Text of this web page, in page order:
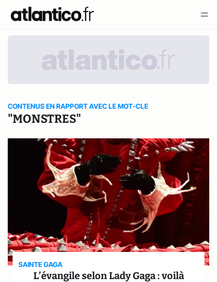
CONTENUS EN RAPPORT AVEC LE MOT-CLE
"MONSTRES"
SAINTE GAGA
L’évangile selon Lady Gaga : voilà